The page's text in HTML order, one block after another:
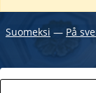
Suomeksi ― På